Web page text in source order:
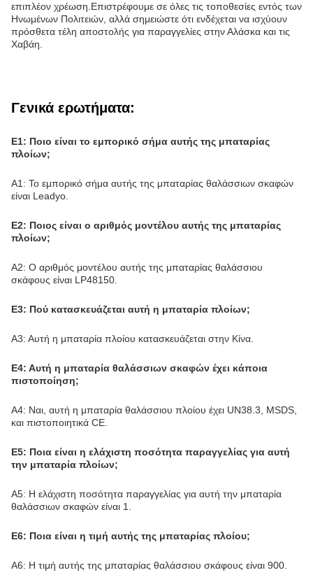
επιπλέον χρέωση.Επιστρέφουμε σε όλες τις τοποθεσίες εντός των
Ηνωμένων Πολιτειών, αλλά σημειώστε ότι ενδέχεται να ισχύουν
πρόσθετα τέλη αποστολής για παραγγελίες στην Αλάσκα και τις
Χαβάη.
Γενικά ερωτήματα:
Ε1: Ποιο είναι το εμπορικό σήμα αυτής της μπαταρίας
πλοίων;
Α1: Το εμπορικό σήμα αυτής της μπαταρίας θαλάσσιων σκαφών
είναι Leadyo.
Ε2: Ποιος είναι ο αριθμός μοντέλου αυτής της μπαταρίας
πλοίων;
Α2: Ο αριθμός μοντέλου αυτής της μπαταρίας θαλάσσιου
σκάφους είναι LP48150.
Ε3: Πού κατασκευάζεται αυτή η μπαταρία πλοίων;
Α3: Αυτή η μπαταρία πλοίου κατασκευάζεται στην Κίνα.
Ε4: Αυτή η μπαταρία θαλάσσιων σκαφών έχει κάποια
πιστοποίηση;
Α4: Ναι, αυτή η μπαταρία θαλάσσιου πλοίου έχει UN38.3, MSDS,
και πιστοποιητικά CE.
Ε5: Ποια είναι η ελάχιστη ποσότητα παραγγελίας για αυτή
την μπαταρία πλοίων;
Α5: Η ελάχιστη ποσότητα παραγγελίας για αυτή την μπαταρία
θαλάσσιων σκαφών είναι 1.
Ε6: Ποια είναι η τιμή αυτής της μπαταρίας πλοίου;
Α6: Η τιμή αυτής της μπαταρίας θαλάσσιου σκάφους είναι 900.